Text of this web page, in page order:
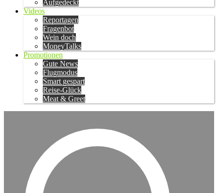
Aufgedeckt
Videos
Reportagen
Fragenbot
Wein doch
MoneyTalks
Promotionen
Gute News
Flugmodus
Smart gespart
Reise-Glück
Meat & Greet